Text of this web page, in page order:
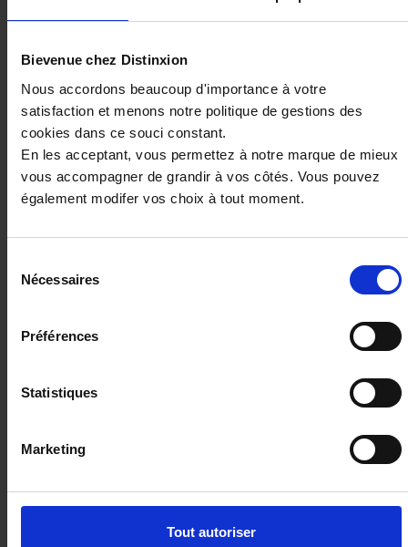
Bievenue chez Distinxion
Nous accordons beaucoup d'importance à votre
satisfaction et menons notre politique de gestions des
cookies dans ce souci constant.
En les acceptant, vous permettez à notre marque de mieux
vous accompagner de grandir à vos côtés. Vous pouvez
également modifer vos choix à tout moment.
Nécessaires
Préférences
Statistiques
Marketing
Tout autoriser
ou à partir de